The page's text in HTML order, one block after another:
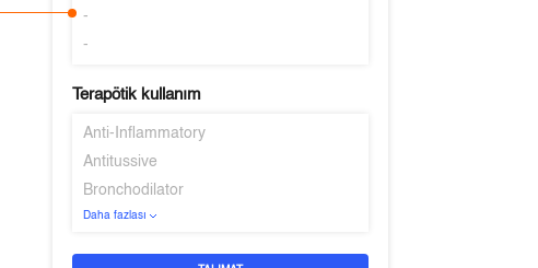
-
-
Terapötik kullanım
Anti-Inflammatory
Antitussive
Bronchodilator
Daha fazlası